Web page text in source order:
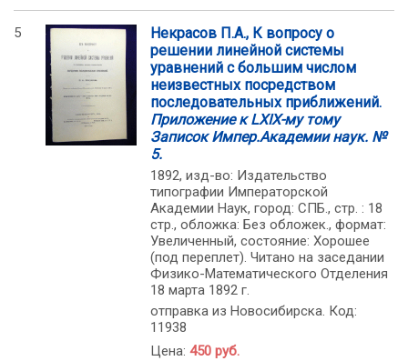
5
Некрасов П.А., К вопросу о
решении линейной системы
уравнений с большим числом
неизвестных посредством
последовательных приближений.
Приложение к LXIX-му тому
Записок Импер.Академии наук. №
5.
1892, изд-во: Издательство
типографии Императорской
Академии Наук, город: СПБ., стр. : 18
стр., обложка: Без обложек., формат:
Увеличенный, состояние: Хорошее
(под переплет). Читано на заседании
Физико-Математического Отделения
18 марта 1892 г.
отправка из Новосибирска. Код:
11938
Цена: 450 руб.